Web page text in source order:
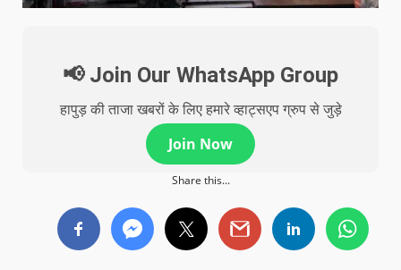
📢 Join Our WhatsApp Group
हापुड़ की ताजा खबरों के लिए हमारे व्हाट्सएप ग्रुप से जुड़े
Join Now
Share this...